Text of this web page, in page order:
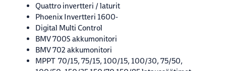
Quattro invertteri / laturit
Phoenix Invertteri 1600‐
Digital Multi Control
BMV 700S akkumonitori
BMV 702 akkumonitori
MPPT 70/15, 75/15, 100/15, 100/30, 75/50,